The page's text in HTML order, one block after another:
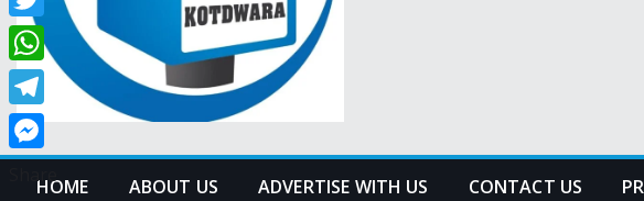
HOME ABOUT US ADVERTISE WITH US CONTACT US
Twitter
WhatsApp
Telegram
Messenger
Share